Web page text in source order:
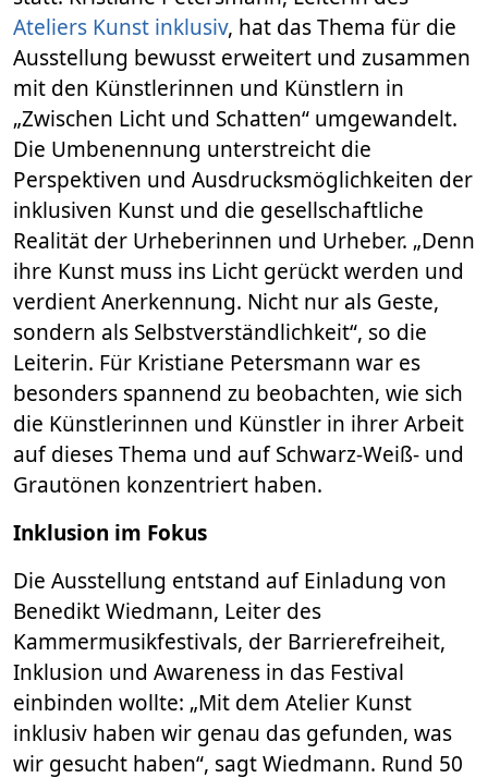
Ateliers Kunst inklusiv, hat das Thema für die
Ausstellung bewusst erweitert und zusammen
mit den Künstlerinnen und Künstlern in
„Zwischen Licht und Schatten“ umgewandelt.
Die Umbenennung unterstreicht die
Perspektiven und Ausdrucksmöglichkeiten der
inklusiven Kunst und die gesellschaftliche
Realität der Urheberinnen und Urheber. „Denn
ihre Kunst muss ins Licht gerückt werden und
verdient Anerkennung. Nicht nur als Geste,
sondern als Selbstverständlichkeit“, so die
Leiterin. Für Kristiane Petersmann war es
besonders spannend zu beobachten, wie sich
die Künstlerinnen und Künstler in ihrer Arbeit
auf dieses Thema und auf Schwarz-Weiß- und
Grautönen konzentriert haben.
Inklusion im Fokus
Die Ausstellung entstand auf Einladung von
Benedikt Wiedmann, Leiter des
Kammermusikfestivals, der Barrierefreiheit,
Inklusion und Awareness in das Festival
einbinden wollte: „Mit dem Atelier Kunst
inklusiv haben wir genau das gefunden, was
wir gesucht haben“, sagt Wiedmann. Rund 50